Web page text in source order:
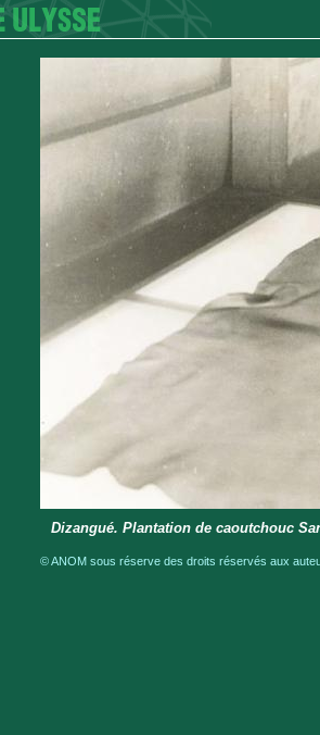
Dizangué. Plantation de caoutchouc
© ANOM sous réserve des droits réservés aux